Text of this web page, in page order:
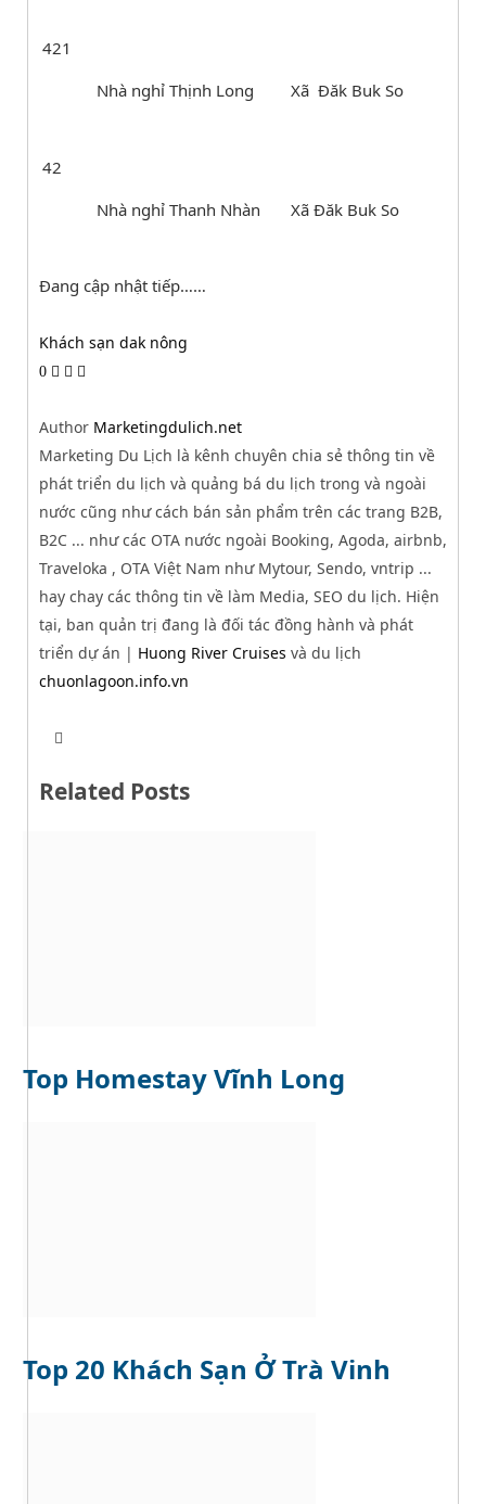
421
Nhà nghỉ Thịnh Long
Xã Đăk Buk So
42
Nhà nghỉ Thanh Nhàn
Xã Đăk Buk So
Đang cập nhật tiếp……
Khách sạn dak nông
0
Author Marketingdulich.net
Marketing Du Lịch là kênh chuyên chia sẻ thông tin về
phát triển du lịch và quảng bá du lịch trong và ngoài
nước cũng như cách bán sản phẩm trên các trang B2B,
B2C ... như các OTA nước ngoài Booking, Agoda, airbnb,
Traveloka , OTA Việt Nam như Mytour, Sendo, vntrip ...
hay chay các thông tin về làm Media, SEO du lịch. Hiện
tại, ban quản trị đang là đối tác đồng hành và phát
triển dự án | Huong River Cruises và du lịch
chuonlagoon.info.vn
t
Related Posts
Top Homestay Vĩnh Long
Top 20 Khách Sạn Ở Trà Vinh